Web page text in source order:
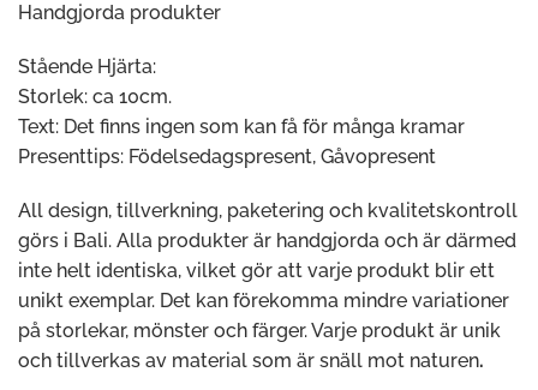
Handgjorda produkter
Stående Hjärta:
Storlek: ca 10cm.
Text: Det finns ingen som kan få för många kramar
Presenttips: Födelsedagspresent, Gåvopresent
All design, tillverkning, paketering och kvalitetskontroll
görs i Bali. Alla produkter är handgjorda och är därmed
inte helt identiska, vilket gör att varje produkt blir ett
unikt exemplar. Det kan förekomma mindre variationer
på storlekar, mönster och färger. Varje produkt är unik
och tillverkas av material som är snäll mot naturen.